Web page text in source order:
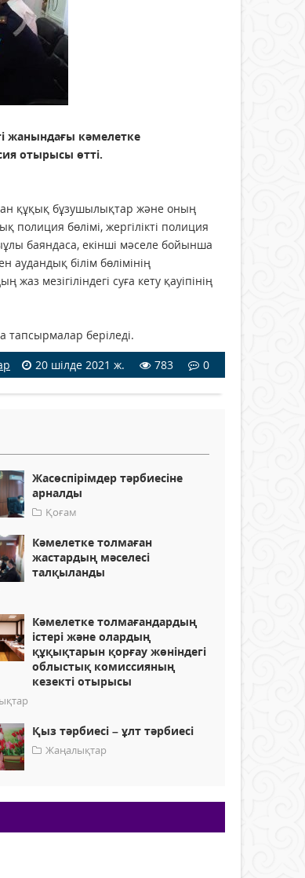
жанындағы кәмелетке
отырысы өтті.
құқық бұзушылықтар және оның
бөлімі, жергілікті полиция
баяндаса, екінші мәселе бойынша
білім бөлімінің
мезігіліндегі суға кету қауіпінің
беріледі.
20 шілде 2021 ж. 783 0
Жасөспірімдер тәрбиесіне
арналды
Қоғам
Кәмелетке толмаған
жастардың мәселесі
талқыланды
Кәмелетке толмағандардың
істері және олардың
құқықтарын қорғау жөніндегі
облыстық комиссияның
кезекті отырысы
Қыз тәрбиесі – ұлт тәрбиесі
Жаңалықтар